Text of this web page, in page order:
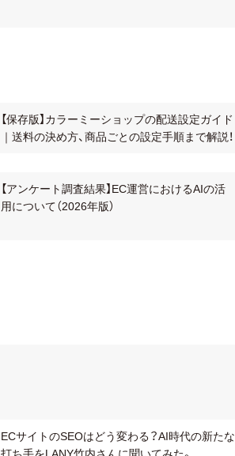
【保存版】カラーミーショップの配送設定ガイド
｜送料の決め方、商品ごとの設定手順まで解説！
【アンケート調査結果】EC運営におけるAIの活
用について（2026年版）
ECサイトのSEOはどう変わる？AI時代の新たな